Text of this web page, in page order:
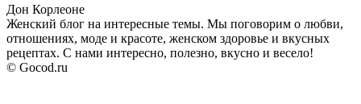
Дон Корлеоне
Женский блог на интересные темы. Мы поговорим о любви,
отношениях, моде и красоте, женском здоровье и вкусных
рецептах. С нами интересно, полезно, вкусно и весело!
© Gocod.ru